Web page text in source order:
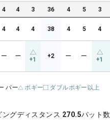
4 4 3 36 4 5 3
4 4 4 38 4 5 4
ー ー +1 +2 ー ー +1
パー ボギー ダブルボギー以上
ングディスタンス 270.5パット数